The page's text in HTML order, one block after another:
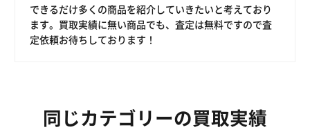
できるだけ多くの商品を紹介していきたいと考えており
ます。買取実績に無い商品でも、査定は無料ですので査
定依頼お待ちしております！
同じカテゴリーの買取実績